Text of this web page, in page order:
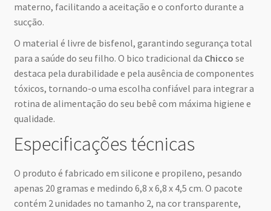
materno, facilitando a aceitação e o conforto durante a
sucção.
O material é livre de bisfenol, garantindo segurança total
para a saúde do seu filho. O bico tradicional da Chicco se
destaca pela durabilidade e pela ausência de componentes
tóxicos, tornando-o uma escolha confiável para integrar a
rotina de alimentação do seu bebê com máxima higiene e
qualidade.
Especificações técnicas
O produto é fabricado em silicone e propileno, pesando
apenas 20 gramas e medindo 6,8 x 6,8 x 4,5 cm. O pacote
contém 2 unidades no tamanho 2, na cor transparente,